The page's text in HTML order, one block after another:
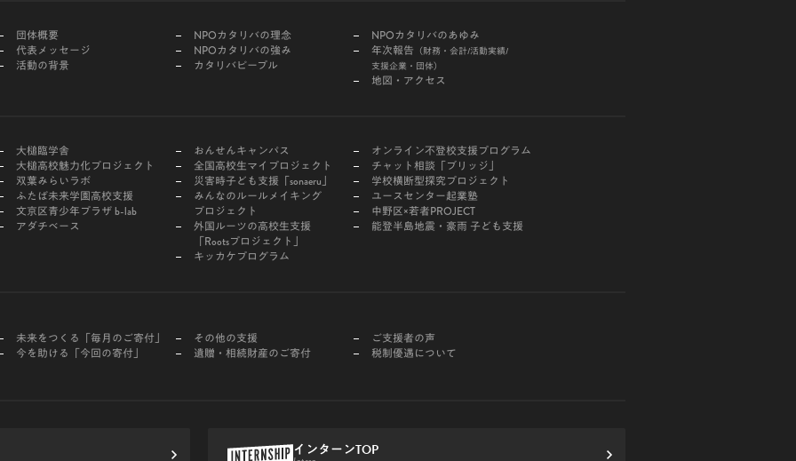
団体概要
代表メッセージ
活動の背景
NPOカタリバの理念
NPOカタリバの強み
カタリバピープル
NPOカタリバのあゆみ
年次報告 （財務・会計/活動実績/
支援企業・団体）
地図・アクセス
大槌臨学舎
大槌高校魅力化プロジェクト
双葉みらいラボ
ふたば未来学園高校支援
文京区青少年プラザ b-lab
アダチベース
おんせんキャンパス
全国高校生マイプロジェクト
災害時子ども支援「sonaeru」
みんなのルールメイキング
プロジェクト
外国ルーツの高校生支援
「Rootsプロジェクト」
キッカケプログラム
オンライン不登校支援プログラム
チャット相談「ブリッジ」
学校横断型探究プロジェクト
ユースセンター起業塾
中野区×若者PROJECT
能登半島地震・豪雨 子ども支援
未来をつくる「毎月のご寄付」
今を助ける「今回の寄付」
その他の支援
遺贈・相続財産のご寄付
ご支援者の声
税制優遇について
インターンTOP